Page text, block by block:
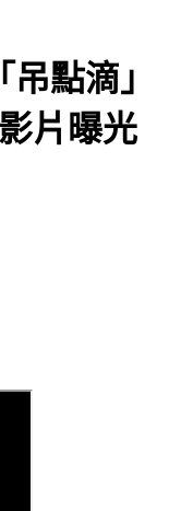
點滴」
片曝光